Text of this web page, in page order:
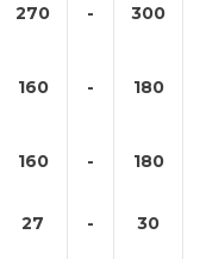
270 - 300
160 - 180
160 - 180
27 - 30